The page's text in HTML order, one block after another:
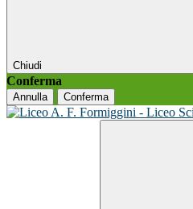
Chiudi
Conferma
Annulla Conferma